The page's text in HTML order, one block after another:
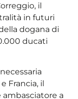
il
in futuri
dogana di
ducati
Francia, il
a